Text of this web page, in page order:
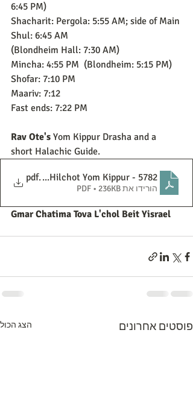
6:45 PM)
Shacharit: Pergola: 5:55 AM; side of Main
Shul: 6:45 AM
(Blondheim Hall: 7:30 AM)
Mincha: 4:55 PM  (Blondheim: 5:15 PM)
Shofar: 7:10 PM
Maariv: 7:12
Fast ends: 7:22 PM
Rav Ote's Yom Kippur Drasha and a
short Halachic Guide.
Kippur and Hilchot Yom Kippur - 5782
.pdf
הורידו את PDF • 236KB
Gmar Chatima Tova L'chol Beit Yisrael
פוסטים אחרונים הצג הכול